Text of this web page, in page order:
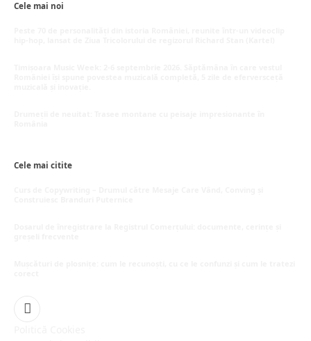
Cele mai noi
Cele mai citite
Facebook